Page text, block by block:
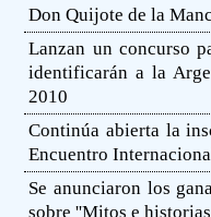
Don Quijote de la
Lanzan un concurso
identificarán a la
2010
Continúa abierta la
Encuentro
Se anunciaron los
sobre ''Mitos e